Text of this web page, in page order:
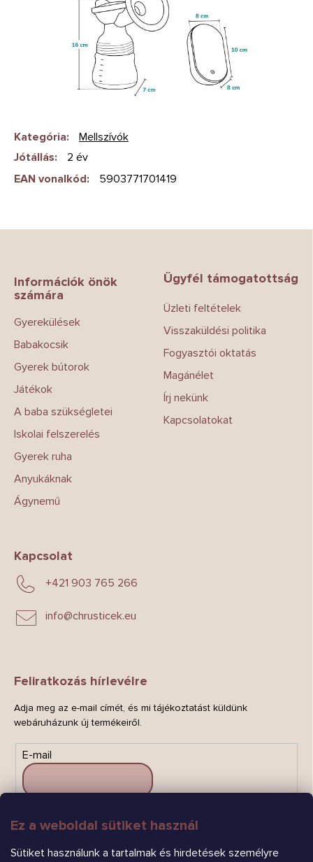
Ez a weboldal sütiket használ
Sütiket használunk a tartalmak és hirdetések személyre
Kategória:
Mellszívók
Jótállás:
2 év
EAN vonalkód: 5903771701419
Információk önök
számára
Gyerekülések
Babakocsik
Gyerek bútorok
Játékok
A baba szükségletei
Iskolai felszerelés
Gyerek ruha
Anyukáknak
Ágynemű
Ügyfél támogatottság
Üzleti feltételek
Visszaküldési politika
Fogyasztói oktatás
Magánélet
Írj nekünk
Kapcsolatokat
Kapcsolat
info@chrusticek.eu
+421 903 765 266
Feliratkozás hírlevélre
Adja meg az e-mail címét, és mi tájékoztatást küldünk
webáruházunk új termékeiről.
E-mail
FELIRATKOZÁS